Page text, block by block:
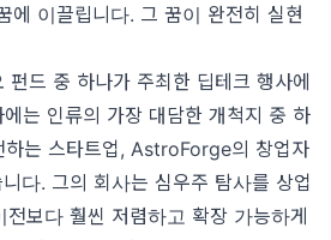
에 이끌립니다. 그 꿈이 완전히 실현
펀드 중 하나가 주최한 딥테크 행사에
는 인류의 가장 대담한 개척지 중 하
하는 스타트업, AstroForge의 창업자
다. 그의 회사는 심우주 탐사를 상업
전보다 훨씬 저렴하고 확장 가능하게